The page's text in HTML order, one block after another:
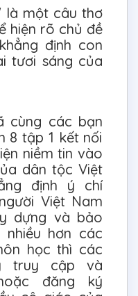
là một câu thơ
hiện rõ chủ đề
định con
tươi sáng của
cùng các bạn
8 tập 1 kết nối
niềm tin vào
dân tộc Việt
định ý chí
Việt Nam
dựng và bảo
hơn các
học thì các
truy cập và
đăng ký